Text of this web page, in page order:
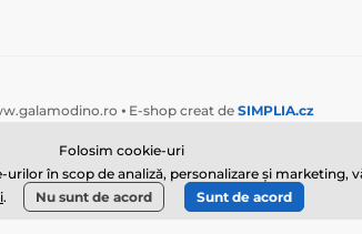
⦁ E-shop creat de SIMPLIA.cz
Folosim cookie-uri
în scop de analiză, personalizare și marketing,
. Nu sunt de acord Sunt de acord